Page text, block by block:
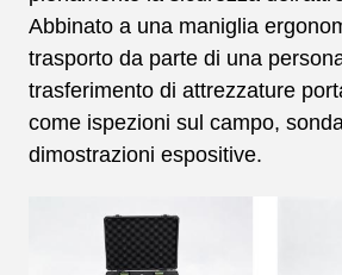
Abbinato a una maniglia
trasporto da parte di una
trasferimento di attrezzature
come ispezioni sul campo,
dimostrazioni espositive.